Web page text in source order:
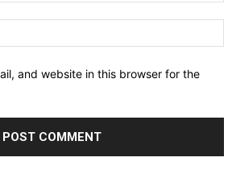
and website in this browser for the